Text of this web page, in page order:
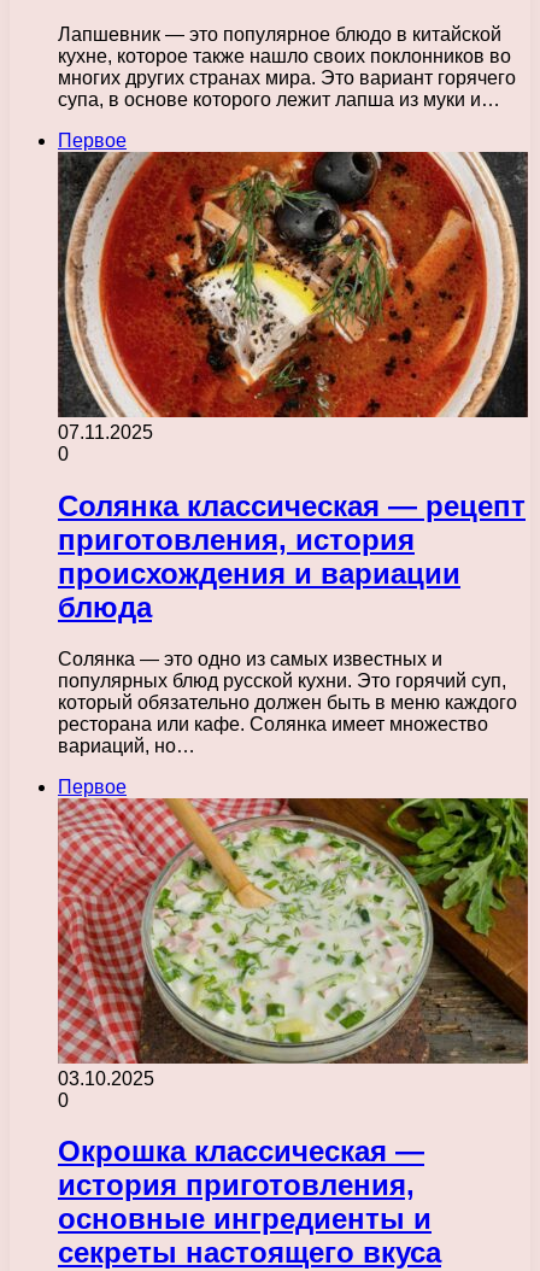
Лапшевник — это популярное блюдо в китайской
кухне, которое также нашло своих поклонников во
многих других странах мира. Это вариант горячего
супа, в основе которого лежит лапша из муки и…
Первое
07.11.2025
0
Солянка классическая — рецепт
приготовления, история
происхождения и вариации
блюда
Солянка — это одно из самых известных и
популярных блюд русской кухни. Это горячий суп,
который обязательно должен быть в меню каждого
ресторана или кафе. Солянка имеет множество
вариаций, но…
Первое
03.10.2025
0
Окрошка классическая —
история приготовления,
основные ингредиенты и
секреты настоящего вкуса